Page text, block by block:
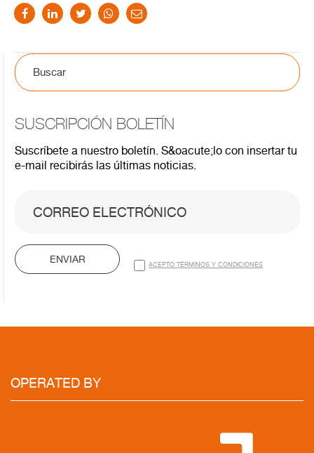
SUSCRIPCIÓN BOLETÍN
Suscríbete a nuestro boletín. S&oacute;lo con insertar tu
e-mail recibirás las últimas noticias.
ENVIAR ACEPTO TÉRMINOS Y CONDICIONES
OPERATED BY